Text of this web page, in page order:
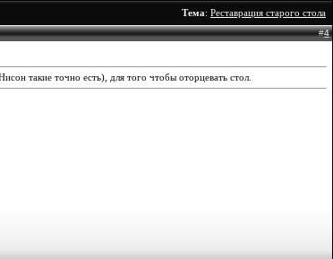
Тема: Реставрация старого стола
#4
такие точно есть), для того чтобы оторцевать стол.